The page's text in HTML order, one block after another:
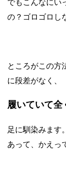
の？ゴロゴロし
ところがこの方
に段差がなく、
履いていて全
足に馴染みます
あって、かえっ